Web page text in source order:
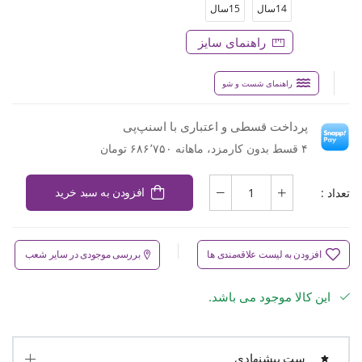
14سال 15سال
راهنمای سایز
راهنمای شست و شو
پرداخت قسطی و اعتباری با اسنپ‌پی
۴ قسط بدون کارمزد، ماهانه ۶۸۶٬۷۵۰ تومان
تعداد : افزودن به سبد خرید
افزودن به لیست علاقه‌مندی ها بررسی موجودی در سایر شعب
این کالا موجود می باشد.
ست پیشنهادی